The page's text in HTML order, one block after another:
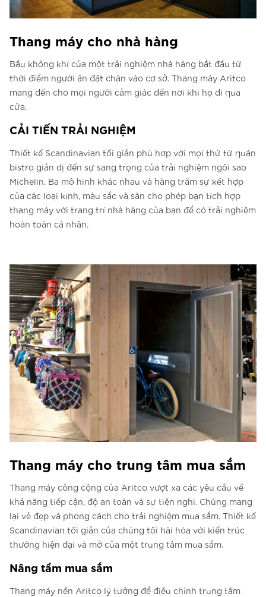
Thang máy cho nhà hàng
Bầu không khí của một trải nghiệm nhà hàng bắt đầu từ
thời điểm người ăn đặt chân vào cơ sở. Thang máy Aritco
mang đến cho mọi người cảm giác đến nơi khi họ đi qua
cửa.
CẢI TIẾN TRẢI NGHIỆM
Thiết kế Scandinavian tối giản phù hợp với mọi thứ từ quán
bistro giản dị đến sự sang trọng của trải nghiệm ngôi sao
Michelin. Ba mô hình khác nhau và hàng trăm sự kết hợp
của các loại kính, màu sắc và sàn cho phép bạn tích hợp
thang máy với trang trí nhà hàng của bạn để có trải nghiệm
hoàn toàn cá nhân.
Thang máy cho trung tâm mua sắm
Thang máy công cộng của Aritco vượt xa các yêu cầu về
khả năng tiếp cận, độ an toàn và sự tiện nghi. Chúng mang
lại vẻ đẹp và phong cách cho trải nghiệm mua sắm. Thiết kế
Scandinavian tối giản của chúng tôi hài hòa với kiến trúc
thường hiện đại và mở của một trung tâm mua sắm.
Nâng tầm mua sắm
Thang máy nền Aritco lý tưởng để điều chỉnh trung tâm